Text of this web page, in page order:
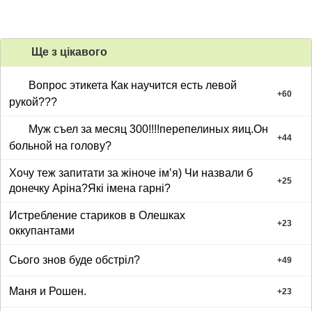
Ще з цiкавого
Вопрос этикета Как научится есть левой
рукой???
+60
Муж съел за месяц 300!!!!перепелиных яиц.Он
больной на голову?
+44
Хочу теж запитати за жіноче імʼя) Чи назвали б
донечку Аріна?Які імена гарні?
+25
Истребление стариков в Олешках
оккупантами
+23
Сього знов буде обстріл? +49
Маня и Рошен. +23